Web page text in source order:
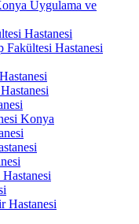
Uygulama ve
Hastanesi
Fakültesi Hastanesi
Konya
Hastanesi